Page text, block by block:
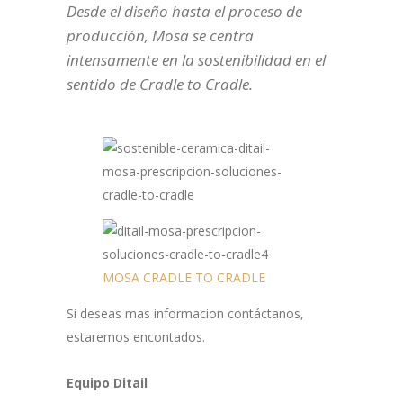
Desde el diseño hasta el proceso de
producción, Mosa se centra
intensamente en la sostenibilidad en el
sentido de Cradle to Cradle.
MOSA CRADLE TO CRADLE
Si deseas mas informacion contáctanos,
estaremos encontados.
Equipo Ditail